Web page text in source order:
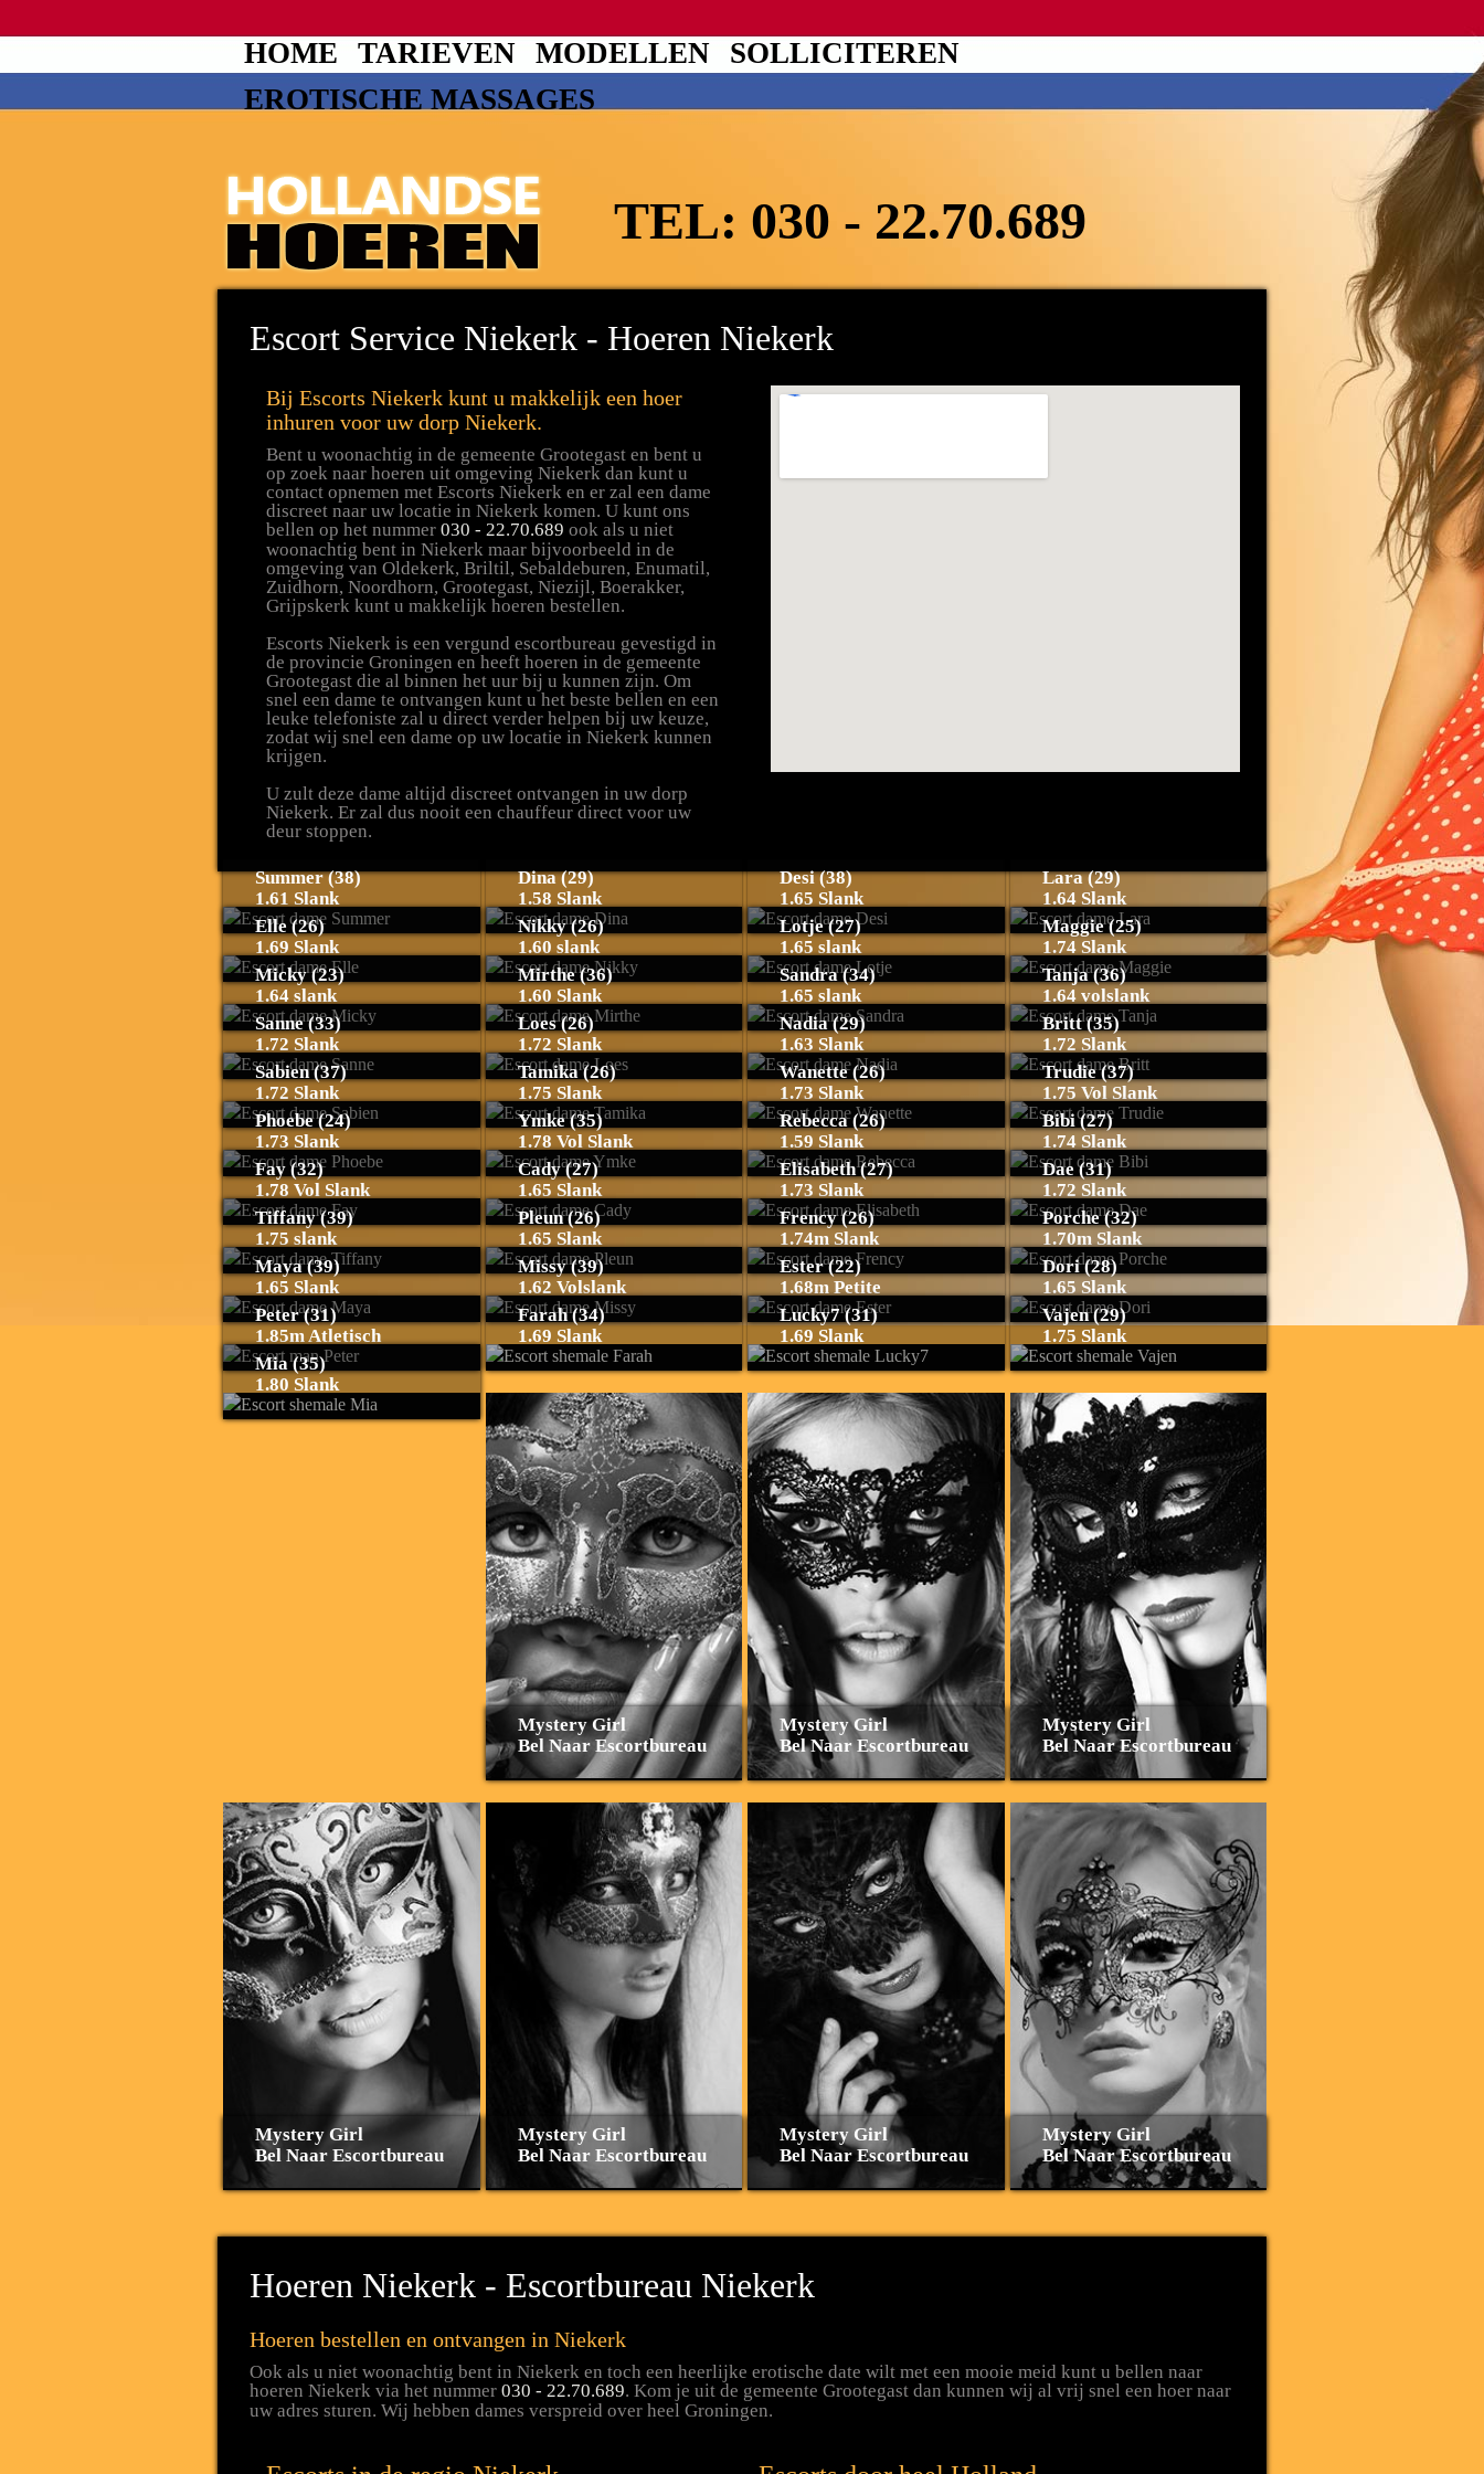
HOME TARIEVEN MODELLEN
SOLLICITEREN
EROTISCHE MASSAGES
TEL: 030 - 22.70.689
Escort Service Niekerk - Hoeren Niekerk
Bij Escorts Niekerk kunt u makkelijk een hoer
inhuren voor uw dorp Niekerk.
Bent u woonachtig in de gemeente Grootegast en bent u
op zoek naar hoeren uit omgeving Niekerk dan kunt u
contact opnemen met Escorts Niekerk en er zal een dame
discreet naar uw locatie in Niekerk komen. U kunt ons
bellen op het nummer 030 - 22.70.689 ook als u niet
woonachtig bent in Niekerk maar bijvoorbeeld in de
omgeving van Oldekerk, Briltil, Sebaldeburen, Enumatil,
Zuidhorn, Noordhorn, Grootegast, Niezijl, Boerakker,
Grijpskerk kunt u makkelijk hoeren bestellen.
Escorts Niekerk is een vergund escortbureau gevestigd in
de provincie Groningen en heeft hoeren in de gemeente
Grootegast die al binnen het uur bij u kunnen zijn. Om
snel een dame te ontvangen kunt u het beste bellen en een
leuke telefoniste zal u direct verder helpen bij uw keuze,
zodat wij snel een dame op uw locatie in Niekerk kunnen
krijgen.
U zult deze dame altijd discreet ontvangen in uw dorp
Niekerk. Er zal dus nooit een chauffeur direct voor uw
deur stoppen.
Summer (38)
1.61 Slank
Dina (29)
1.58 Slank
Desi (38)
1.65 Slank
Lara (29)
1.64 Slank
Elle (26)
1.69 Slank
Nikky (26)
1.60 slank
Lotje (27)
1.65 slank
Maggie (25)
1.74 Slank
Micky (23)
1.64 slank
Mirthe (36)
1.60 Slank
Sandra (34)
1.65 slank
Tanja (36)
1.64 volslank
Sanne (33)
1.72 Slank
Loes (26)
1.72 Slank
Nadia (29)
1.63 Slank
Britt (35)
1.72 Slank
Sabien (37)
1.72 Slank
Tamika (26)
1.75 Slank
Wanette (26)
1.73 Slank
Trudie (37)
1.75 Vol Slank
Phoebe (24)
1.73 Slank
Ymke (35)
1.78 Vol Slank
Rebecca (26)
1.59 Slank
Bibi (27)
1.74 Slank
Fay (32)
1.78 Vol Slank
Cady (27)
1.65 Slank
Elisabeth (27)
1.73 Slank
Dae (31)
1.72 Slank
Tiffany (39)
1.75 slank
Pleun (26)
1.65 Slank
Frency (26)
1.74m Slank
Porche (32)
1.70m Slank
Maya (39)
1.65 Slank
Missy (39)
1.62 Volslank
Ester (22)
1.68m Petite
Dori (28)
1.65 Slank
Peter (31)
1.85m Atletisch
Farah (34)
1.69 Slank
Lucky7 (31)
1.69 Slank
Vajen (29)
1.75 Slank
Mia (35)
1.80 Slank
Mystery Girl
Bel Naar Escortbureau
Mystery Girl
Bel Naar Escortbureau
Mystery Girl
Bel Naar Escortbureau
Mystery Girl
Bel Naar Escortbureau
Mystery Girl
Bel Naar Escortbureau
Mystery Girl
Bel Naar Escortbureau
Mystery Girl
Bel Naar Escortbureau
Hoeren Niekerk - Escortbureau Niekerk
Hoeren bestellen en ontvangen in Niekerk
Ook als u niet woonachtig bent in Niekerk en toch een heerlijke erotische date wilt met een mooie meid kunt u bellen naar
hoeren Niekerk via het nummer 030 - 22.70.689. Kom je uit de gemeente Grootegast dan kunnen wij al vrij snel een hoer naar
uw adres sturen. Wij hebben dames verspreid over heel Groningen.